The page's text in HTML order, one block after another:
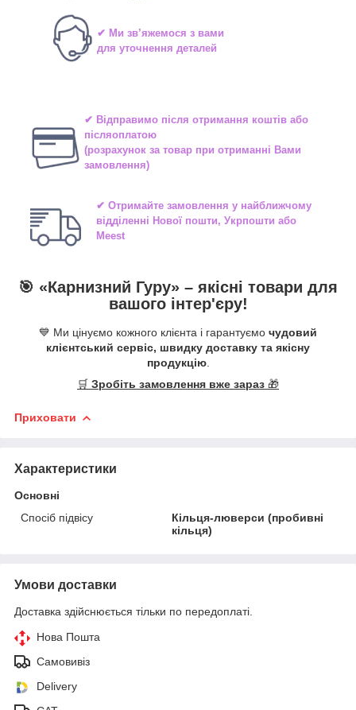
✔ Ми зв’яжемося з вами
для уточнення деталей
✔ Відправимо після отримання коштів або
післяоплатою
(розрахунок за товар при отриманні Вами
замовлення)
✔ Отримайте замовлення у найближчому
відділенні Нової пошти, Укрпошти або
Meest
🎯 «Карнизний Гуру» – якісні товари для
вашого інтер'єру!
💙 Ми цінуємо кожного клієнта і гарантуємо чудовий
клієнтський сервіс, швидку доставку та якісну
продукцію.
🛒 Зробіть замовлення вже зараз 🎁
Приховати
Характеристики
Основні
Спосіб підвісу
Кільця-люверси (пробивні
кільця)
Умови доставки
Доставка здійснюється тільки по передоплаті.
Нова Пошта
Самовивіз
Delivery